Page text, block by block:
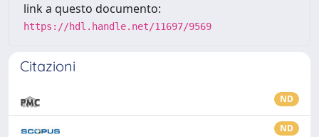
link a questo documento:
https://hdl.handle.net/11697/9569
Citazioni
ND
ND